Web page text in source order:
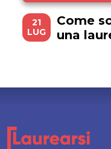
21
LUG
Come
una